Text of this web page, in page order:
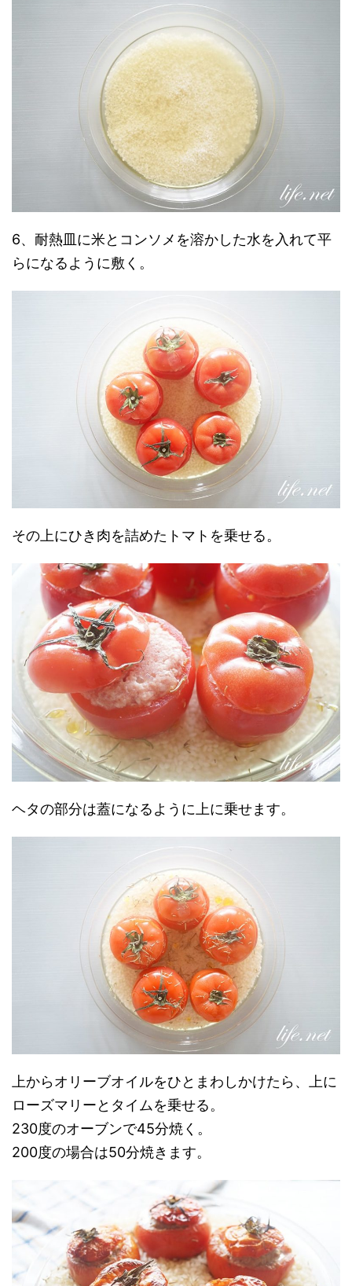
6、耐熱皿に米とコンソメを溶かした水を入れて平
らになるように敷く。
その上にひき肉を詰めたトマトを乗せる。
ヘタの部分は蓋になるように上に乗せます。
上からオリーブオイルをひとまわしかけたら、上に
ローズマリーとタイムを乗せる。
230度のオーブンで45分焼く。
200度の場合は50分焼きます。